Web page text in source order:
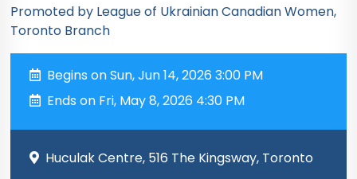
Promoted by League of Ukrainian Canadian Women,
Toronto Branch
Begins on Sun, Jun 14, 2026 3:00 PM
Ends on Fri, May 8, 2026 4:30 PM
Huculak Centre, 516 The Kingsway, Toronto